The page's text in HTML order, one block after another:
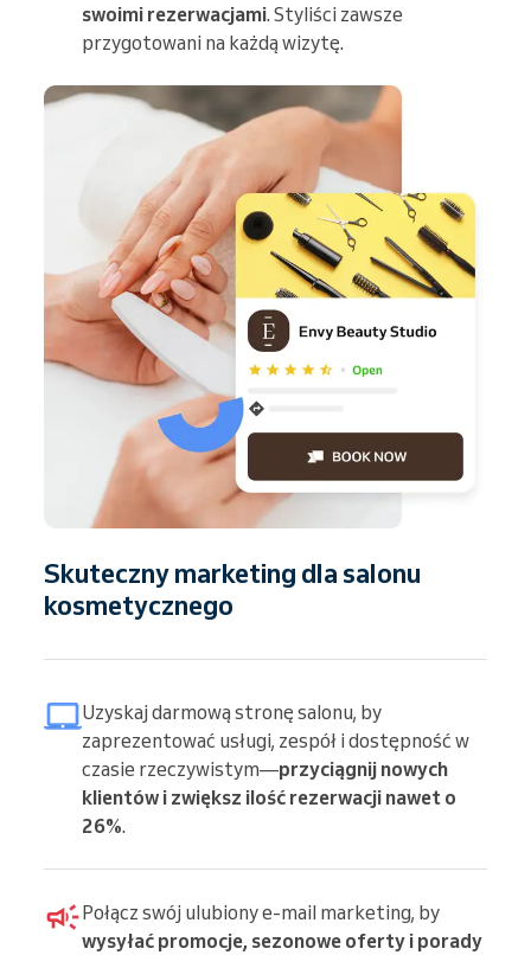
swoimi rezerwacjami. Styliści zawsze
przygotowani na każdą wizytę.
Skuteczny marketing dla salonu
kosmetycznego
Uzyskaj darmową stronę salonu, by
zaprezentować usługi, zespół i dostępność w
czasie rzeczywistym—przyciągnij nowych
klientów i zwiększ ilość rezerwacji nawet o
26%.
Połącz swój ulubiony e-mail marketing, by
wysyłać promocje, sezonowe oferty i porady